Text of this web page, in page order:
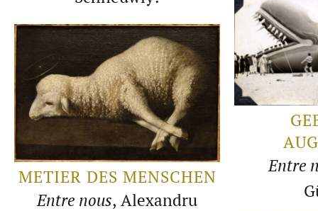
Entre
METIER DES MENSCHEN
Entre nous, Alexandru